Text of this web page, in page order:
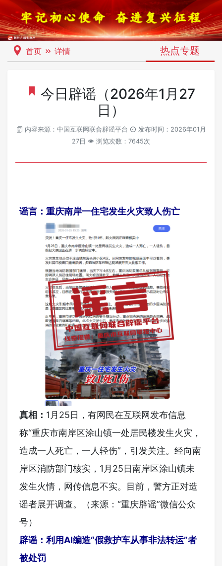
首页 详情 热点专题
今日辟谣（2026年1月27
日）
内容来源：中国互联网联合辟谣平台
发布时间：2026年01月
27日
浏览次数：7645次
谣言：重庆南岸一住宅发生火灾致人伤亡
真相： 1月25日，有网民在互联网发布信息
称“重庆市南岸区涂山镇一处居民楼发生火灾，
造成一人死亡，一人轻伤”，引发关注。经向南
岸区消防部门核实，1月25日南岸区涂山镇未
发生火情，网传信息不实。目前，警方正对造
谣者展开调查。（来源：“重庆辟谣”微信公众
号）
辟谣：利用AI编造“假救护车从事非法转运”者
被处罚